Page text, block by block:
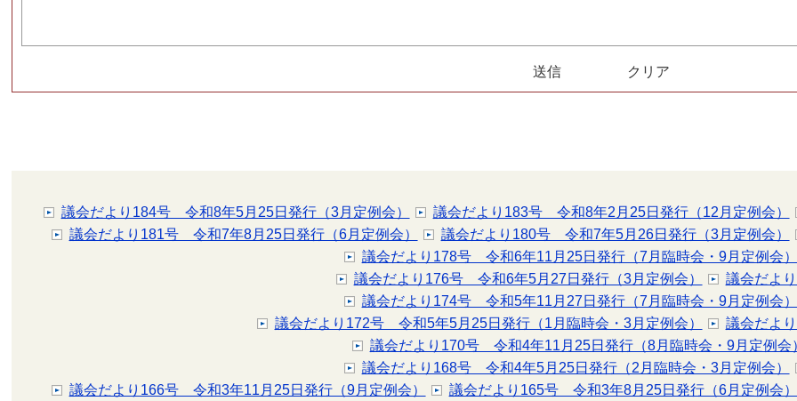
議会だより184号 令和8年5月25日発行（3月定例会）
議会だより183号 令和8年2月25日発行（12月定例会）
議会だより181号 令和7年8月25日発行（6月定例会）
議会だより180号 令和7年5月26日発行（3月定例会）
議会だより178号 令和6年11月25日発行（7月臨時会・9月定例会）
議会だより176号 令和6年5月27日発行（3月定例会）
議会だよ
議会だより174号 令和5年11月27日発行（7月臨時会・9月定例会）
議会だより172号 令和5年5月25日発行（1月臨時会・3月定例会）
議会だよ
議会だより170号 令和4年11月25日発行（8月臨時会・9月定例会
議会だより168号 令和4年5月25日発行（2月臨時会・3月定例会）
議会だより166号 令和3年11月25日発行（9月定例会）
議会だより165号 令和3年8月25日発行（6月定例会）